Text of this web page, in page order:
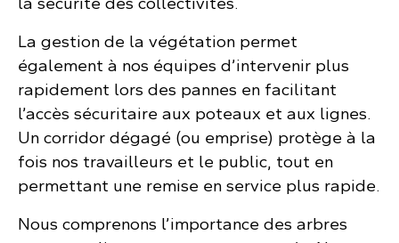
La gestion de la végétation permet
également à nos équipes d’intervenir plus
rapidement lors des pannes en facilitant
l’accès sécuritaire aux poteaux et aux lignes.
Un corridor dégagé (ou emprise) protège à la
fois nos travailleurs et le public, tout en
permettant une remise en service plus rapide.
Nous comprenons l’importance des arbres